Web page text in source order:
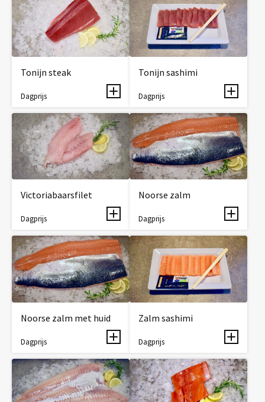
Tonijn steak
Dagprijs
Tonijn sashimi
Dagprijs
Victoriabaarsfilet
Dagprijs
Noorse zalm
Dagprijs
Noorse zalm met huid
Dagprijs
Zalm sashimi
Dagprijs